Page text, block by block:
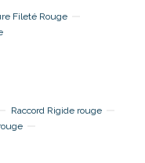
Fileté Rouge
Raccord Rigide rouge